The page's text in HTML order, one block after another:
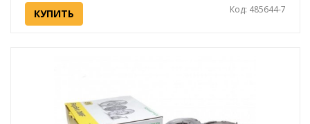
КУПИТЬ Код: 485644-7